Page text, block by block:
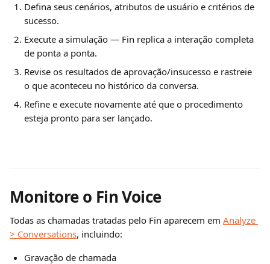
Defina seus cenários, atributos de usuário e critérios de
sucesso.
Execute a simulação — Fin replica a interação completa
de ponta a ponta.
Revise os resultados de aprovação/insucesso e rastreie
o que aconteceu no histórico da conversa.
Refine e execute novamente até que o procedimento
esteja pronto para ser lançado.
Monitore o Fin Voice
Todas as chamadas tratadas pelo Fin aparecem em Analyze
> Conversations, incluindo:
Gravação de chamada